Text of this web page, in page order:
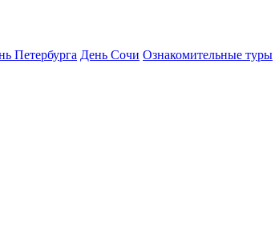
Петербурга День Сочи Ознакомительные туры